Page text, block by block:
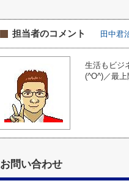
担当者のコメント 田中君
生活もビジ
(^O^)／最
お問い合わせ